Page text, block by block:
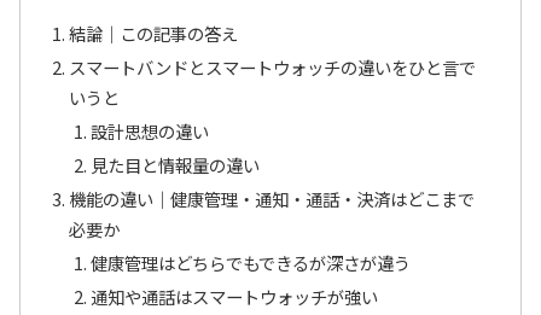
結論｜この記事の答え
スマートバンドとスマートウォッチの違いをひと言で
いうと
設計思想の違い
見た目と情報量の違い
機能の違い｜健康管理・通知・通話・決済はどこまで
必要か
健康管理はどちらでもできるが深さが違う
通知や通話はスマートウォッチが強い